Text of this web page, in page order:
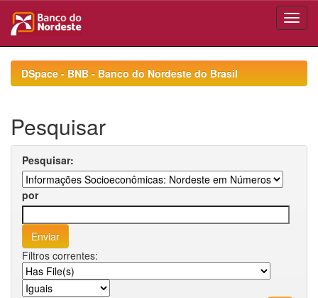
navigationDSpace - BNB - Banco do Nordeste do Brasil
Pesquisar
Pesquisar:
por
Filtros correntes: